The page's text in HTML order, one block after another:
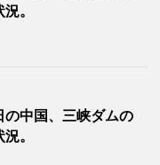
。
の中国、三峡ダムの
。